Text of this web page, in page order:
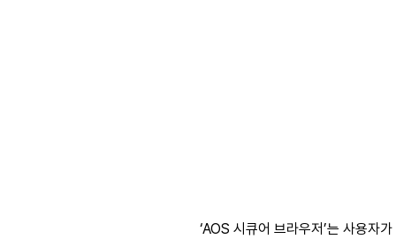
‘AOS 시큐어 브라우저’는 사용자